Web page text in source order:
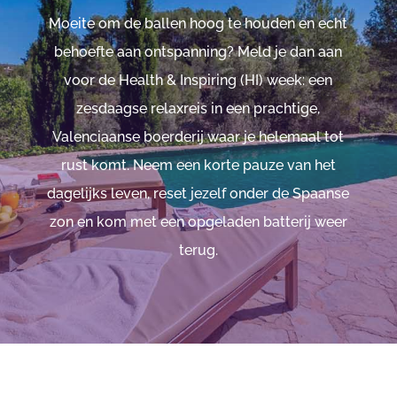
Moeite om de ballen hoog te houden en echt
behoefte aan ontspanning? Meld je dan aan
voor de Health & Inspiring (HI) week: een
zesdaagse relaxreis in een prachtige,
Valenciaanse boerderij waar je helemaal tot
rust komt. Neem een korte pauze van het
dagelijks leven, reset jezelf onder de Spaanse
zon en kom met een opgeladen batterij weer
terug.